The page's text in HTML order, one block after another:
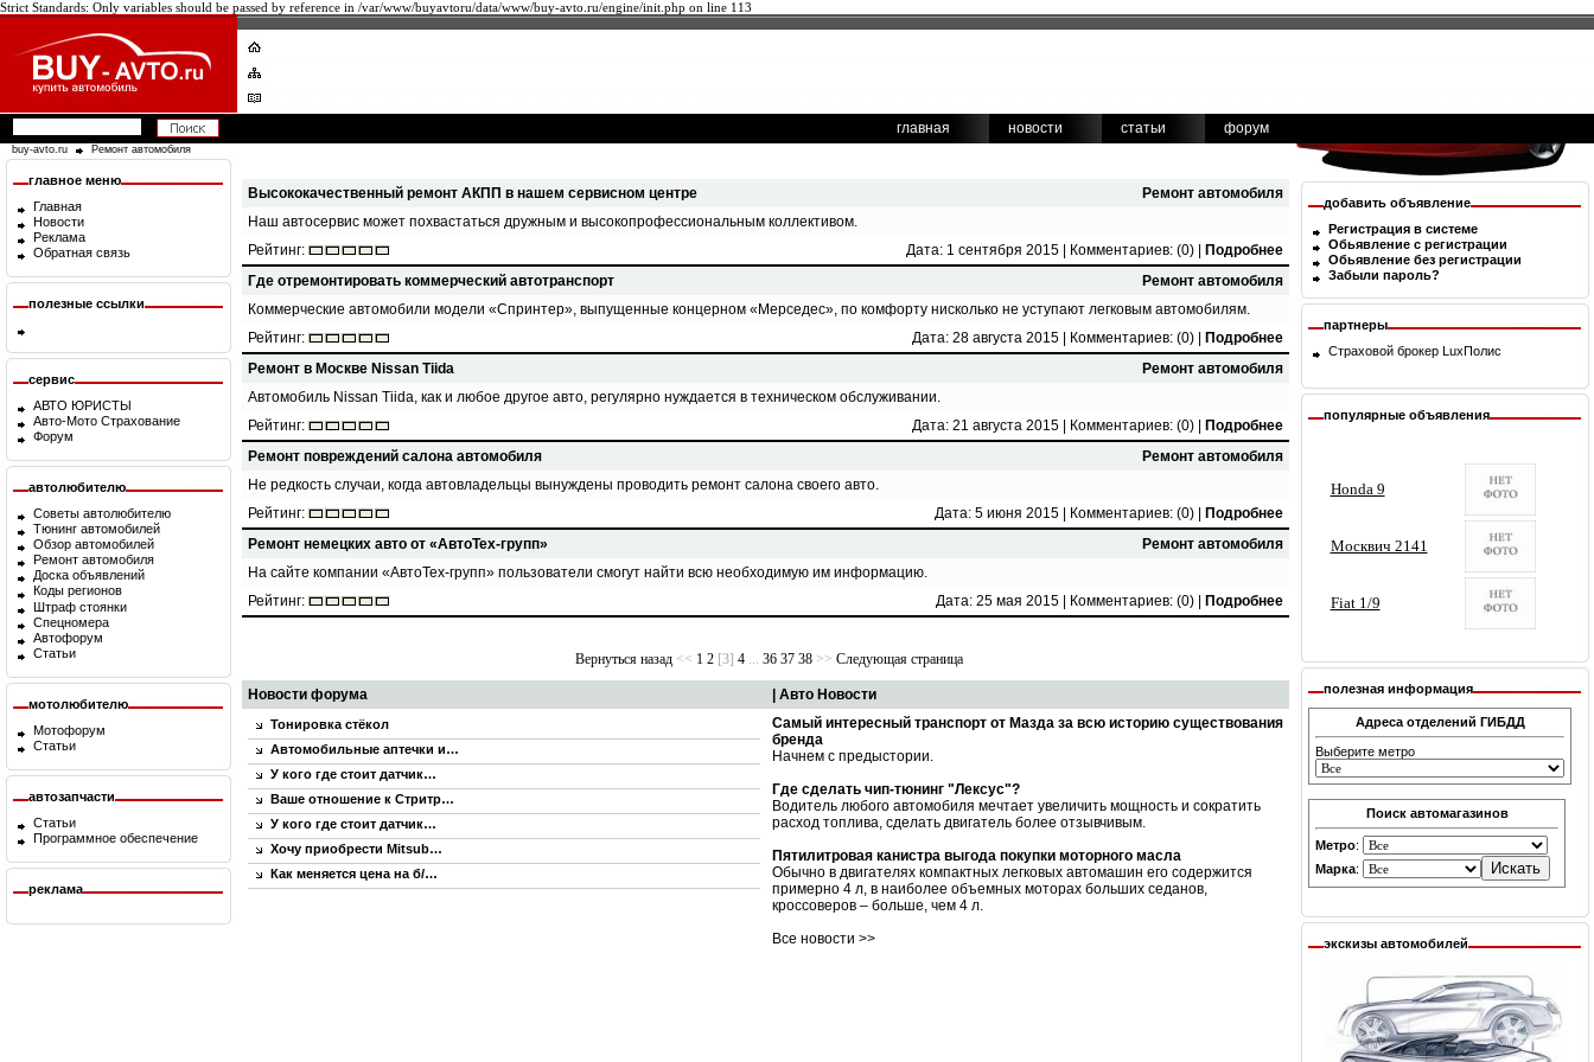
Strict Standards: Only variables should be passed by reference in /var/www/buyavtoru/data/www/buy-avto.ru/engine/init.php on line 113
главная новости статьи форум
buy-avto.ru Ремонт автомобиля
главное меню
Главная
Новости
Реклама
Обратная связь
полезные ссылки
сервис
АВТО ЮРИСТЫ
Авто-Мото Страхование
Форум
автолюбителю
Советы автолюбителю
Тюнинг автомобилей
Обзор автомобилей
Ремонт автомобиля
Доска объявлений
Коды регионов
Штраф стоянки
Спецномера
Автофорум
Статьи
мотолюбителю
Мотофорум
Статьи
автозапчасти
Статьи
Программное обеспечение
реклама
Высококачественный ремонт АКПП в нашем сервисном центре
Ремонт автомобиля
Наш автосервис может похвастаться дружным и высокопрофессиональным коллективом.
Рейтинг:
Дата: 1 сентября 2015 | Комментариев: (0)
Подробнее
Где отремонтировать коммерческий автотранспорт
Ремонт автомобиля
Коммерческие автомобили модели «Спринтер», выпущенные концерном «Мерседес», по комфорту нисколько не уступают легковым автомобилям.
Рейтинг:
Дата: 28 августа 2015 | Комментариев: (0)
Подробнее
Ремонт в Москве Nissan Tiida
Ремонт автомобиля
Автомобиль Nissan Tiida, как и любое другое авто, регулярно нуждается в техническом обслуживании.
Рейтинг:
Дата: 21 августа 2015 | Комментариев: (0)
Подробнее
Ремонт повреждений салона автомобиля
Ремонт автомобиля
Не редкость случаи, когда автовладельцы вынуждены проводить ремонт салона своего авто.
Рейтинг:
Дата: 5 июня 2015 | Комментариев: (0)
Подробнее
Ремонт немецких авто от «АвтоТех-групп»
Ремонт автомобиля
На сайте компании «АвтоТех-групп» пользователи смогут найти всю необходимую им информацию.
Рейтинг:
Дата: 25 мая 2015 | Комментариев: (0) Подробнее
Вернуться назад << 1 2 [3] 4 ... 36 37 38 >> Следующая страница
Новости форума | Авто Новости
Тонировка стёкол
Автомобильные аптечки и…
У кого где стоит датчик…
Ваше отношение к Стритр…
У кого где стоит датчик…
Хочу приобрести Mitsub…
Как меняется цена на б/…
Самый интересный транспорт от Мазда за всю историю существования
бренда
Начнем с предыстории.
Где сделать чип-тюнинг "Лексус"?
Водитель любого автомобиля мечтает увеличить мощность и сократить
расход топлива, сделать двигатель более отзывчивым.
Пятилитровая канистра выгода покупки моторного масла
Обычно в двигателях компактных легковых автомашин его содержится
примерно 4 л, в наиболее объемных моторах больших седанов,
кроссоверов – больше, чем 4 л.
Все новости >>
добавить объявление
Регистрация в системе
Обьявление с регистрации
Обьявление без регистрации
Забыли пароль?
партнеры
Страховой брокер LuxПолис
популярные объявления
полезная информация
Адреса отделений ГИБДД
Выберите метро
Поиск автомагазинов
Метро:
Марка:
экскизы автомобилей